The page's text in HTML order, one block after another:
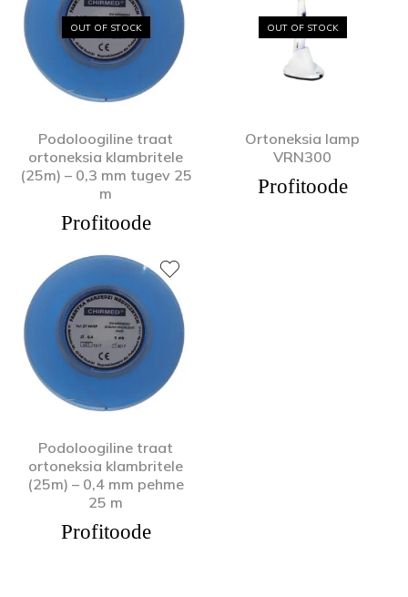
OUT OF STOCK
Podoloogiline traat
ortoneksia klambritele
(25m) – 0,3 mm tugev 25
m
Profitoode
OUT OF STOCK
Ortoneksia lamp
VRN300
Profitoode
Podoloogiline traat
ortoneksia klambritele
(25m) – 0,4 mm pehme
25 m
Profitoode